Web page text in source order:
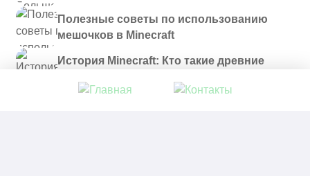
Полезные советы по использованию
мешочков в Minecraft
История Minecraft: Кто такие древние